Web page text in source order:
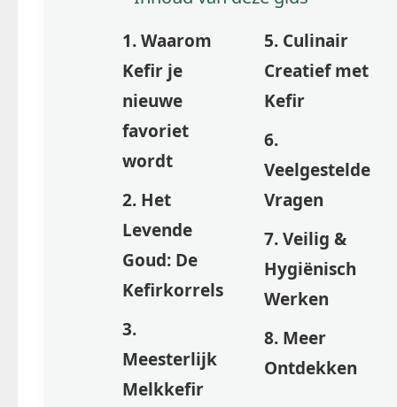
1. Waarom
Kefir je
nieuwe
favoriet
wordt
2. Het
Levende
Goud: De
Kefirkorrels
3.
Meesterlijk
Melkkefir
5. Culinair
Creatief met
Kefir
6.
Veelgestelde
Vragen
7. Veilig &
Hygiënisch
Werken
8. Meer
Ontdekken